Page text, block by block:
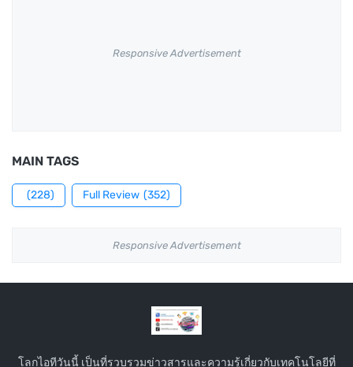
Responsive Advertisement
MAIN TAGS
(228) Full Review (352)
Responsive Advertisement
โลกไอทีวันนี้ เป็นที่รวบรวมข่าวสารและความรู้เกี่ยวกับเทคโนโลยีที่